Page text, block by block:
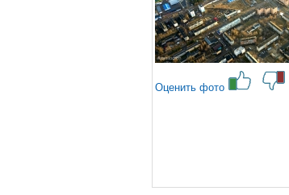
Оценить фото